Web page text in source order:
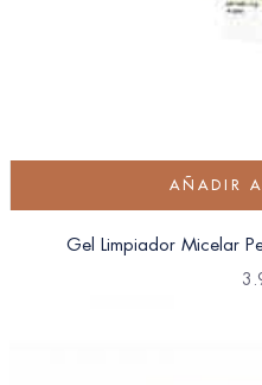
AÑADIR
Gel Limpiador Micelar